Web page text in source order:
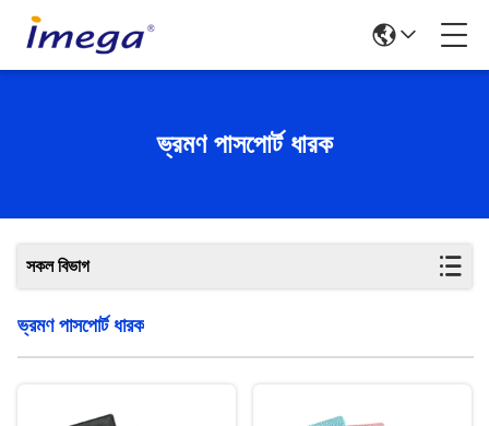
ভ্রমণ পাসপোর্ট ধারক
সকল বিভাগ
ভ্রমণ পাসপোর্ট ধারক